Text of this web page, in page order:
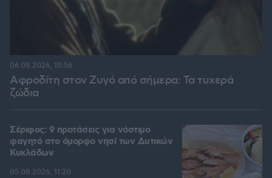
Αφροδίτη στον Ζυγό από σήμερα: Τα τυχερά
ζώδια
06.08.2026, 10:56
Σέριφος: 9 προτάσεις για νόστιμο
φαγητό στο όμορφο νησί των Δυτικών
Κυκλάδων
05.08.2026, 11:20